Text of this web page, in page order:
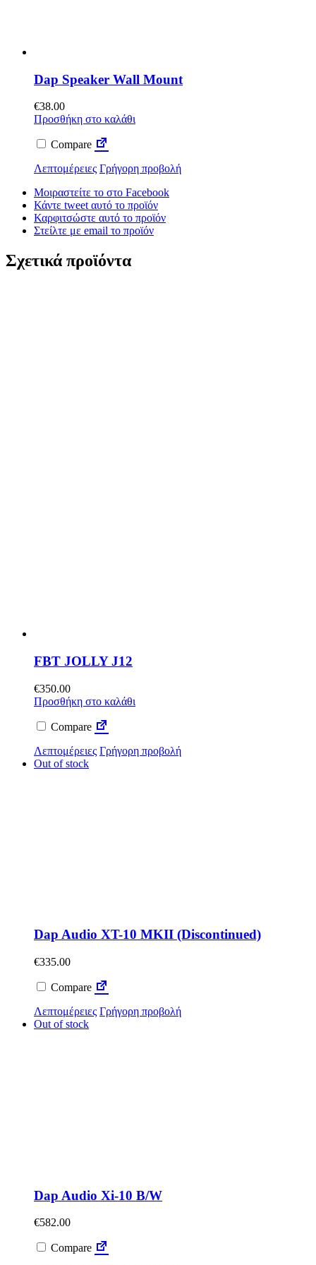
Dap Speaker Wall Mount
€38.00
Προσθήκη στο καλάθι
Compare
Λεπτομέρειες Γρήγορη προβολή
Μοιραστείτε το στο Facebook
Κάντε tweet αυτό το προϊόν
Καρφιτσώστε αυτό το προϊόν
Στείλτε με email το προϊόν
Σχετικά προϊόντα
FBT JOLLY J12
€350.00
Προσθήκη στο καλάθι
Compare
Λεπτομέρειες Γρήγορη προβολή
Out of stock
Dap Audio XT-10 MKII (Discontinued)
€335.00
Compare
Λεπτομέρειες Γρήγορη προβολή
Out of stock
Dap Audio Xi-10 B/W
€582.00
Compare